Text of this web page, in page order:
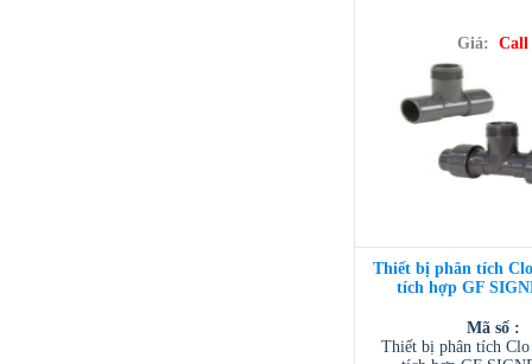
Giá: Call
Thiết bị phân tích
tích hợp GF
Mã số :
Thiết bị phân tích